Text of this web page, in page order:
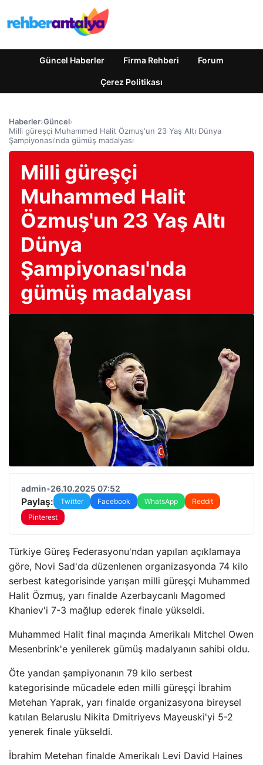
Güncel Haberler Firma Rehberi Forum
Çerez Politikası
Haberler›Güncel›
Milli güreşçi Muhammed Halit Özmuş'un 23 Yaş Altı Dünya
Şampiyonası'nda gümüş madalyası
Milli güreşçi
Muhammed Halit
Özmuş'un 23 Yaş Altı
Dünya
Şampiyonası'nda
gümüş madalyası
admin•26.10.2025 07:52
Paylaş: Twitter Facebook WhatsApp
Reddit
Pinterest
Türkiye Güreş Federasyonu'ndan yapılan açıklamaya
göre, Novi Sad'da düzenlenen organizasyonda 74 kilo
serbest kategorisinde yarışan milli güreşçi Muhammed
Halit Özmuş, yarı finalde Azerbaycanlı Magomed
Khaniev'i 7-3 mağlup ederek finale yükseldi.
Muhammed Halit final maçında Amerikalı Mitchel Owen
Mesenbrink'e yenilerek gümüş madalyanın sahibi oldu.
Öte yandan şampiyonanın 79 kilo serbest
kategorisinde mücadele eden milli güreşçi İbrahim
Metehan Yaprak, yarı finalde organizasyona bireysel
katılan Belaruslu Nikita Dmitriyevs Mayeuski'yi 5-2
yenerek finale yükseldi.
İbrahim Metehan finalde Amerikalı Levi David Haines